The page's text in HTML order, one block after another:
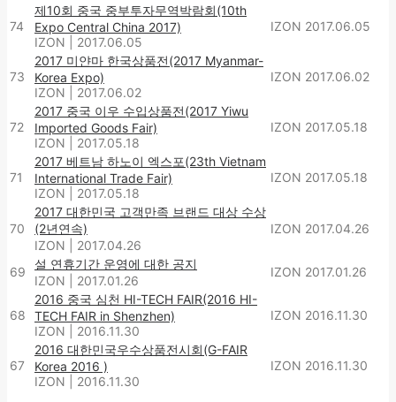
74
제10회 중국 중부투자무역박람회(10th
Expo Central China 2017)
IZON
2017.06.05
IZON 2017.06.05
73
2017 미얀마 한국상품전(2017 Myanmar-
Korea Expo)
IZON
2017.06.02
IZON 2017.06.02
72
2017 중국 이우 수입상품전(2017 Yiwu
Imported Goods Fair)
IZON
2017.05.18
IZON 2017.05.18
71
2017 베트남 하노이 엑스포(23th Vietnam
International Trade Fair)
IZON
2017.05.18
IZON 2017.05.18
70
2017 대한민국 고객만족 브랜드 대상 수상
(2년연속)
IZON
2017.04.26
IZON 2017.04.26
69
설 연휴기간 운영에 대한 공지
IZON
2017.01.26
IZON 2017.01.26
68
2016 중국 심천 HI-TECH FAIR(2016 HI-
TECH FAIR in Shenzhen)
IZON
2016.11.30
IZON 2016.11.30
67
2016 대한민국우수상품전시회(G-FAIR
Korea 2016 )
IZON
2016.11.30
IZON 2016.11.30